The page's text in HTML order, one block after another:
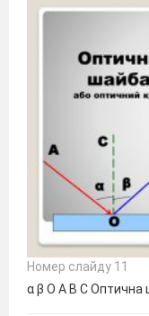
Номер слайду 11
α β О А В С Оптична